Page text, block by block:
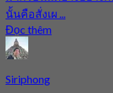
นั้นคือสั่งเผ ...
Đọc thêm
Siriphong